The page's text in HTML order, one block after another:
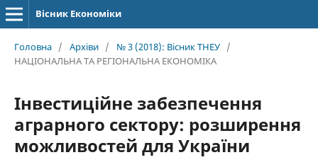
Вісник Економіки
Головна / Архіви / № 3 (2018): Вісник ТНЕУ /
НАЦІОНАЛЬНА ТА РЕГІОНАЛЬНА ЕКОНОМІКА
Інвестиційне забезпечення
аграрного сектору: розширення
можливостей для України